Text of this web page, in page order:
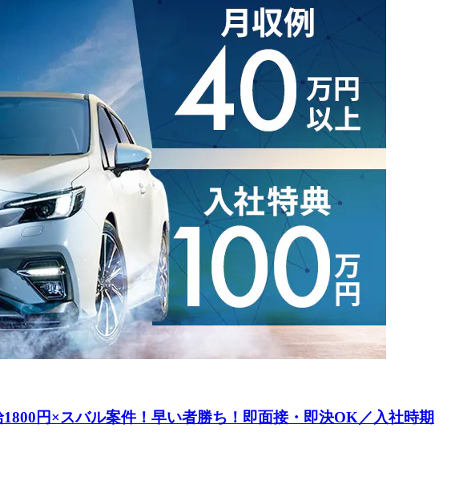
円×スバル案件！早い者勝ち！即面接・即決OK／入社時期